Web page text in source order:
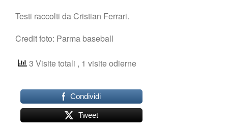
Testi raccolti da Cristian Ferrari.
Credit foto: Parma baseball
3 Visite totali , 1 visite odierne
Condividi
Tweet